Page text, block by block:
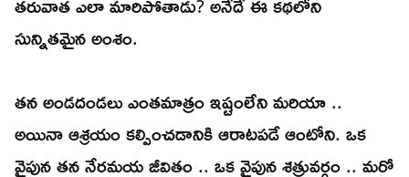
సున్నితమైన అంశం.
తన అండదండలు ఎంతమాత్రం ఇష్టంలేని మరియా ..
అయినా ఆశ్రయం కల్పించడానికి ఆరాటపడే ఆంటోని. ఒక
వైపున తన నేరమయ జీవితం .. ఒక వైపున శత్రువర్గం .. మరో